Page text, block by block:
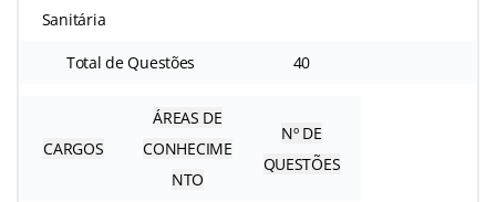
Sanitária
Total de Questões 40
CARGOS
ÁREAS DE
CONHECIME
NTO
Nº DE
QUESTÕES